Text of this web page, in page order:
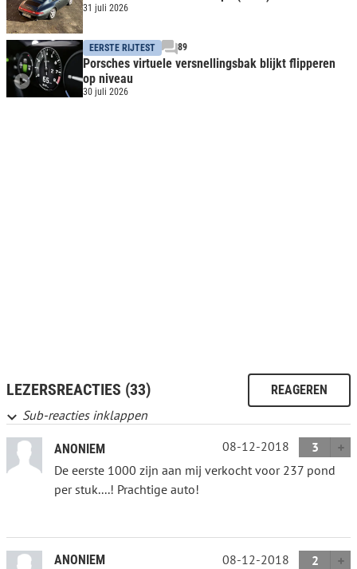
31 juli 2026
EERSTE RIJTEST 89
Porsches virtuele versnellingsbak blijkt flipperen
op niveau
30 juli 2026
LEZERSREACTIES (33) REAGEREN
Sub-reacties inklappen
ANONIEM 08-12-2018
3
De eerste 1000 zijn aan mij verkocht voor 237 pond
per stuk....! Prachtige auto!
ANONIEM 08-12-2018
2